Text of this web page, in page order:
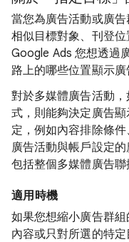
當您為廣告活動或廣
相似目標對象、刊登
Google Ads 您想透過
路上的哪些位置顯示廣
對於多媒體廣告活動
式，則能夠決定廣告
定，例如內容排除條
廣告活動與帳戶設定
包括整個多媒體廣告聯
適用時機
如果您想縮小廣告群
內容或只對所選的特